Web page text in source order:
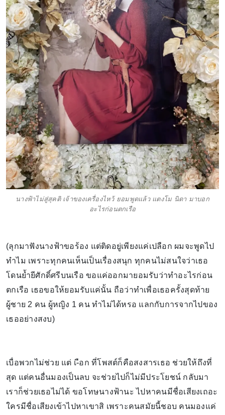
นางฟ้าไม่สู่สุคติ เจ้าของเครื่องไหว้ ยอมพูดแล้ว แตงโม นิดา มาบอก
อะไรก่อนตกเรือ
(ลุกมาฟังนางฟ้าขอร้อง แต่ติดอยู่เพียงแค่เปลือก ผมจะพูดไป
ทำไม เพราะทุกคนเห็นเป็นเรื่องสนุก ทุกคนไม่สนใจว่าเธอ
โดนย้ำยีศักดิ์ศรีบนเรือ ขอแค่ออกมายอมรับว่าทำอะไรก่อน
ตกเรือ เธอขอให้ยอมรับแค่นั้น ถือว่าทำเพื่อเธอครั้งสุดท้าย
ผู้ชาย 2 คน ผู้หญิง 1 คน ทำไม่ได้หรอ แลกกับการจากไปของ
เธออย่างสงบ)
เบื่อพวกไม่ช่วย แต่ เ-ือก ที่โพสต์ก็คือสงสารเธอ ช่วยให้ถึงที่
สุด แต่คนอื่นมองเป็นลบ จะช่วยไปก็ไม่มีประโยชน์ กลับมา
เราก็ช่วยเธอไม่ได้ ขอโทษนางฟ้านะ ไปหาคนมีชื่อเสียงเถอะ
ใครมีชื่อเสียงเข้าไปหาเขาสิ เพราะคนสมัยนี้ชอบ คนมองแค่